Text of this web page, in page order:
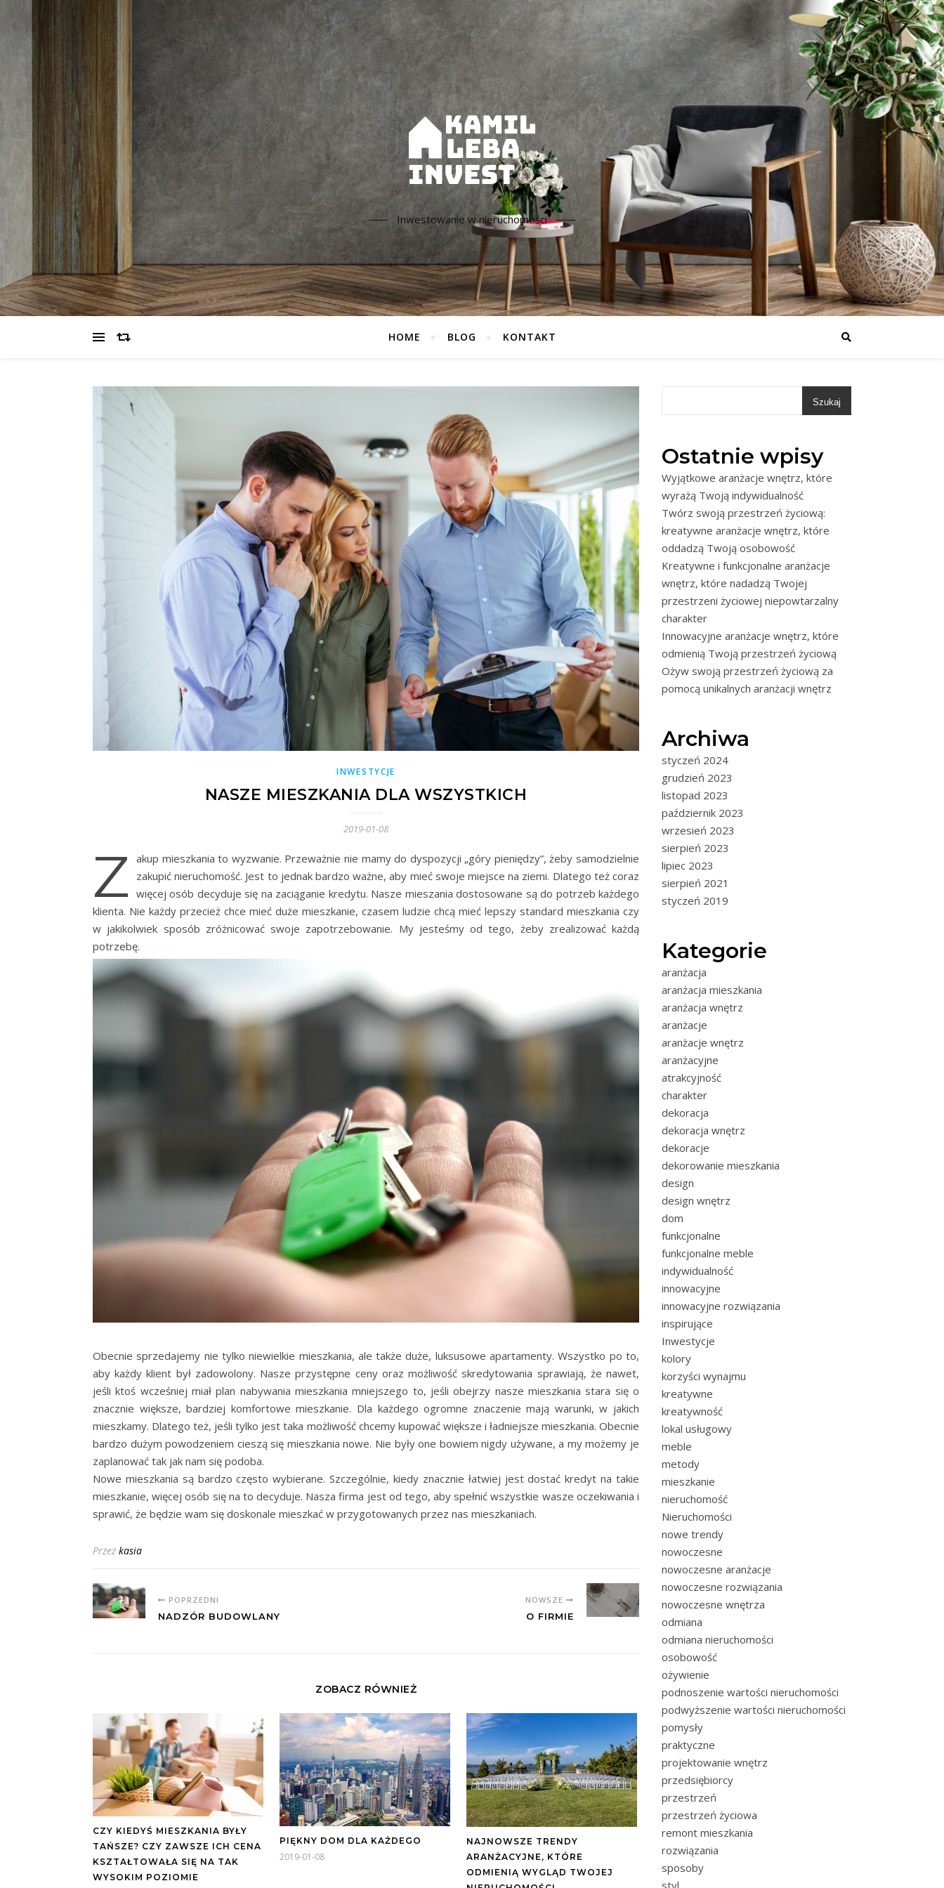
Inwestowanie w nieruchomości
HOME BLOG KONTAKT
INWESTYCJE
NASZE MIESZKANIA DLA WSZYSTKICH
2019-01-08
Z akup mieszkania to wyzwanie. Przeważnie nie mamy do dyspozycji „góry pieniędzy”, żeby samodzielnie
zakupić nieruchomość. Jest to jednak bardzo ważne, aby mieć swoje miejsce na ziemi. Dlatego też coraz
więcej osób decyduje się na zaciąganie kredytu. Nasze mieszania dostosowane są do potrzeb każdego
klienta. Nie każdy przecież chce mieć duże mieszkanie, czasem ludzie chcą mieć lepszy standard mieszkania czy
w jakikolwiek sposób zróżnicować swoje zapotrzebowanie. My jesteśmy od tego, żeby zrealizować każdą
potrzebę.
Obecnie sprzedajemy nie tylko niewielkie mieszkania, ale także duże, luksusowe apartamenty. Wszystko po to,
aby każdy klient był zadowolony. Nasze przystępne ceny oraz możliwość skredytowania sprawiają, że nawet,
jeśli ktoś wcześniej miał plan nabywania mieszkania mniejszego to, jeśli obejrzy nasze mieszkania stara się o
znacznie większe, bardziej komfortowe mieszkanie. Dla każdego ogromne znaczenie mają warunki, w jakich
mieszkamy. Dlatego też, jeśli tylko jest taka możliwość chcemy kupować większe i ładniejsze mieszkania. Obecnie
bardzo dużym powodzeniem cieszą się mieszkania nowe. Nie były one bowiem nigdy używane, a my możemy je
zaplanować tak jak nam się podoba.
Nowe mieszkania są bardzo często wybierane. Szczególnie, kiedy znacznie łatwiej jest dostać kredyt na takie
mieszkanie, więcej osób się na to decyduje. Nasza firma jest od tego, aby spełnić wszystkie wasze oczekiwania i
sprawić, że będzie wam się doskonale mieszkać w przygotowanych przez nas mieszkaniach.
Przez kasia
POPRZEDNI
NADZÓR BUDOWLANY
NOWSZE
O FIRMIE
ZOBACZ RÓWNIEŻ
CZY KIEDYŚ MIESZKANIA BYŁY
TAŃSZE? CZY ZAWSZE ICH CENA
KSZTAŁTOWAŁA SIĘ NA TAK
WYSOKIM POZIOMIE
PIĘKNY DOM DLA KAŻDEGO
2019-01-08
NAJNOWSZE TRENDY
ARANŻACYJNE, KTÓRE
ODMIENIĄ WYGLĄD TWOJEJ
Szukaj
Ostatnie wpisy
Wyjątkowe aranżacje wnętrz, które
wyrażą Twoją indywidualność
Twórz swoją przestrzeń życiową:
kreatywne aranżacje wnętrz, które
oddadzą Twoją osobowość
Kreatywne i funkcjonalne aranżacje
wnętrz, które nadadzą Twojej
przestrzeni życiowej niepowtarzalny
charakter
Innowacyjne aranżacje wnętrz, które
odmienią Twoją przestrzeń życiową
Ożyw swoją przestrzeń życiową za
pomocą unikalnych aranżacji wnętrz
Archiwa
styczeń 2024
grudzień 2023
listopad 2023
październik 2023
wrzesień 2023
sierpień 2023
lipiec 2023
sierpień 2021
styczeń 2019
Kategorie
aranżacja
aranżacja mieszkania
aranżacja wnętrz
aranżacje
aranżacje wnętrz
aranżacyjne
atrakcyjność
charakter
dekoracja
dekoracja wnętrz
dekoracje
dekorowanie mieszkania
design
design wnętrz
dom
funkcjonalne
funkcjonalne meble
indywidualność
innowacyjne
innowacyjne rozwiązania
inspirujące
Inwestycje
kolory
korzyści wynajmu
kreatywne
kreatywność
lokal usługowy
meble
metody
mieszkanie
nieruchomość
Nieruchomości
nowe trendy
nowoczesne
nowoczesne aranżacje
nowoczesne rozwiązania
nowoczesne wnętrza
odmiana
odmiana nieruchomości
osobowość
ożywienie
podnoszenie wartości nieruchomości
podwyższenie wartości nieruchomości
pomysły
praktyczne
projektowanie wnętrz
przedsiębiorcy
przestrzeń
przestrzeń życiowa
remont mieszkania
rozwiązania
sposoby
styl